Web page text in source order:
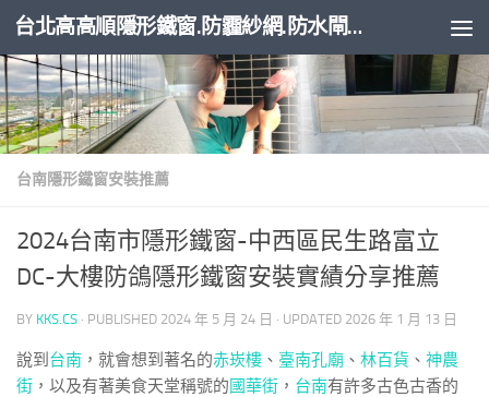
Skip to content 台北高高順隱形鐵窗.防霾紗網.防水閘門
台南隱形鐵窗安裝推薦
2024台南市隱形鐵窗-中西區民生路富立
DC-大樓防鴿隱形鐵窗安裝實績分享推薦
BY KKS.CS · PUBLISHED 2024 年 5 月 24 日 · UPDATED 2026 年 1 月 13 日
說到 台南 ，就會想到著名的赤崁樓 、 臺南孔廟 、 林百貨 、 神農
街 ，以及有著美食天堂稱號的國華街 ， 台南有許多古色古香的